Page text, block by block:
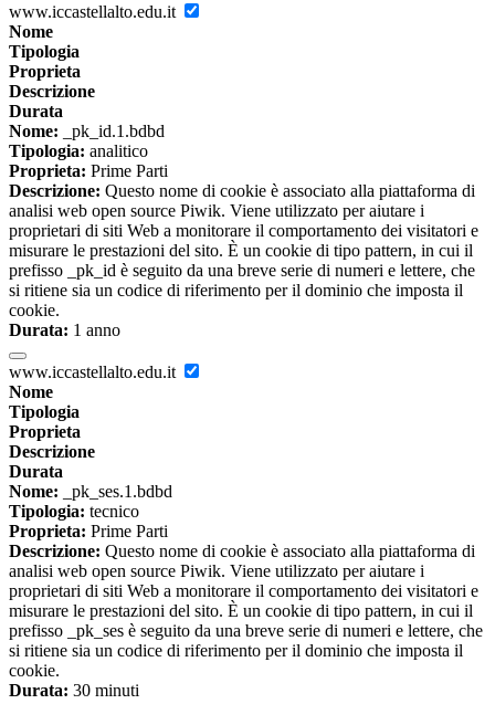
www.iccastellalto.edu.it
Nome
Tipologia
Proprieta
Descrizione
Durata
Nome: _pk_id.1.bdbd
Tipologia: analitico
Proprieta: Prime Parti
Descrizione: Questo nome di cookie è associato alla piattaforma di
analisi web open source Piwik. Viene utilizzato per aiutare i
proprietari di siti Web a monitorare il comportamento dei visitatori e
misurare le prestazioni del sito. È un cookie di tipo pattern, in cui il
prefisso _pk_id è seguito da una breve serie di numeri e lettere, che
si ritiene sia un codice di riferimento per il dominio che imposta il
cookie.
Durata: 1 anno
www.iccastellalto.edu.it
Nome
Tipologia
Proprieta
Descrizione
Durata
Nome: _pk_ses.1.bdbd
Tipologia: tecnico
Proprieta: Prime Parti
Descrizione: Questo nome di cookie è associato alla piattaforma di
analisi web open source Piwik. Viene utilizzato per aiutare i
proprietari di siti Web a monitorare il comportamento dei visitatori e
misurare le prestazioni del sito. È un cookie di tipo pattern, in cui il
prefisso _pk_ses è seguito da una breve serie di numeri e lettere, che
si ritiene sia un codice di riferimento per il dominio che imposta il
cookie.
Durata: 30 minuti